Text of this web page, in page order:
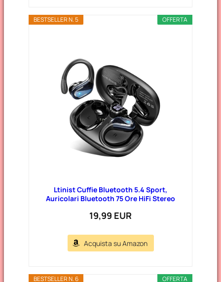
OFFERTA
BESTSELLER N. 5
Ltinist Cuffie Bluetooth 5.4 Sport,
Auricolari Bluetooth 75 Ore HiFi Stereo
19,99 EUR
Acquista su Amazon
OFFERTA
BESTSELLER N. 6